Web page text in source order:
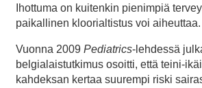
Ihottuma on kuitenkin pienimpiä
paikallinen kloorialtistus voi aiheuttaa.
Vuonna 2009 Pediatrics-lehdessä
belgialaistutkimus osoitti, että teini-
kahdeksan kertaa suurempi riski